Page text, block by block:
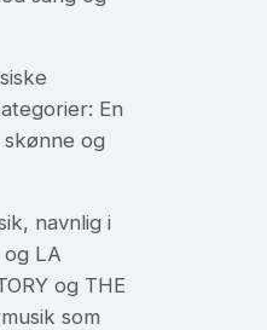
En
skønne og
navnlig i
og LA
og THE
som